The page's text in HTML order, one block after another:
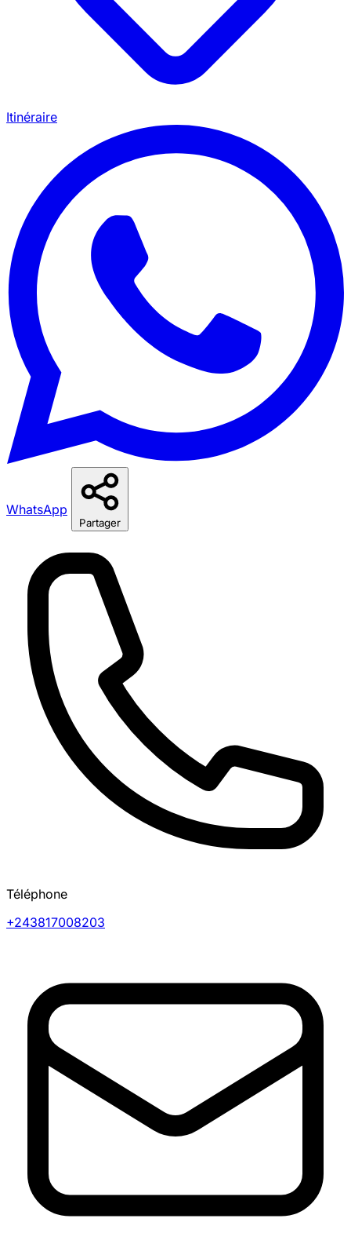
Itinéraire
WhatsApp
Partager
Téléphone
+243817008203